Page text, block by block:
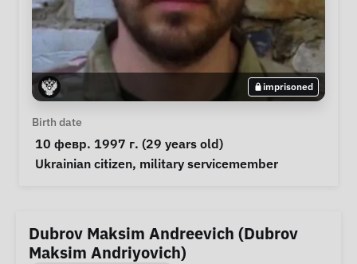
imprisoned
Personal Information
Birth date
10 февр. 1997 г. (29 years old)
Special circumstances
Ukrainian citizen, military servicemember
Dubrov Maksim Andreevich (Dubrov
Maksim Andriyovich)